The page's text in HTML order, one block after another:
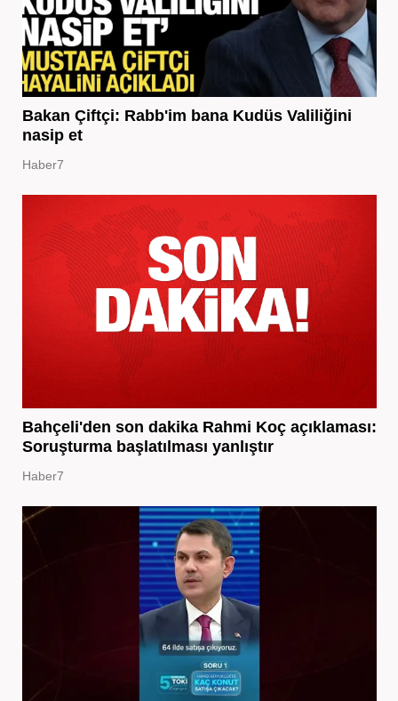
Bakan Çiftçi: Rabb'im bana Kudüs Valiliğini
nasip et
Haber7
Bahçeli'den son dakika Rahmi Koç açıklaması:
Soruşturma başlatılması yanlıştır
Haber7